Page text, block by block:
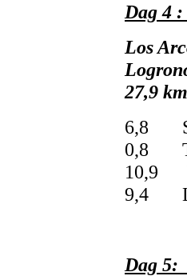
Dag 4
Los
27,9 km
6,8
0,8
10,9
9,4
Dag 5: